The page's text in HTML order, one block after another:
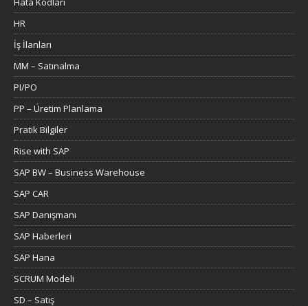
HR
İş İlanları
MM – Satınalma
PI/PO
PP – Üretim Planlama
Pratik Bilgiler
Rise with SAP
SAP BW – Business Warehouse
SAP CAR
SAP Danışmanı
SAP Haberleri
SAP Hana
SCRUM Modeli
SD – Satış